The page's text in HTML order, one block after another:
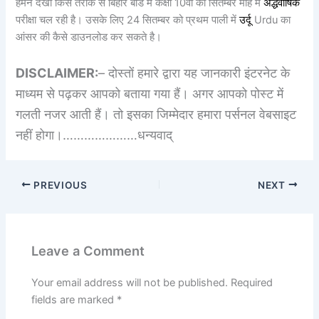
हमने देखा किस तरीके से बिहार बोर्ड में कक्षा 10वीं की सितम्बर माह मेंअर्द्धवार्षिक
परीक्षा चल रही है। उसके लिए 24 सितम्बर को प्रथम पाली मेंउर्दू Urdu का
आंसर की कैसे डाउनलोड कर सकते है।
DISCLAIMER:– दोस्तों हमारे द्वारा यह जानकारी इंटरनेट के
माध्यम से पढ़कर आपको बताया गया हैं। अगर आपको पोस्ट में
गलती नजर आती हैं। तो इसका जिम्मेदार हमारा पर्सनल वेबसाइट
नहीं होगा।…………………धन्यवाद्
PREVIOUS NEXT
Leave a Comment
Your email address will not be published. Required
fields are marked *